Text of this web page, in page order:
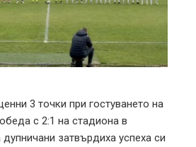
3 точки при гостуването на
с 2:1 на стадиона в
дупничани затвърдиха успеха си